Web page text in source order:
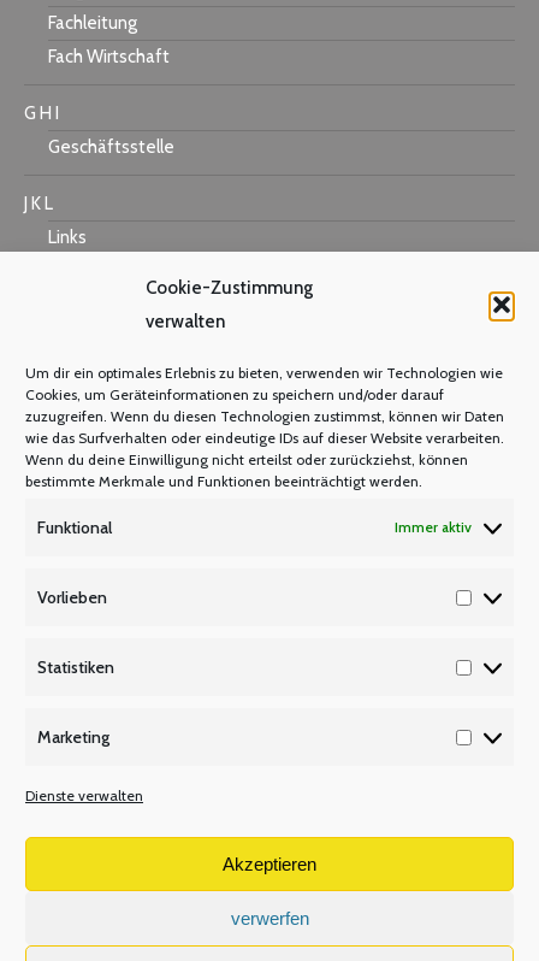
Cookie-Zustimmung
verwalten
Um dir ein optimales Erlebnis zu bieten, verwenden wir Technologien wie
Cookies, um Geräteinformationen zu speichern und/oder darauf
zuzugreifen. Wenn du diesen Technologien zustimmst, können wir Daten
wie das Surfverhalten oder eindeutige IDs auf dieser Website verarbeiten.
Wenn du deine Einwilligung nicht erteilst oder zurückziehst, können
bestimmte Merkmale und Funktionen beeinträchtigt werden.
Funktional Immer aktiv
Vorlieben
Statistiken
Marketing
Dienste verwalten
Akzeptieren
verwerfen
Fachleitung
Fach Wirtschaft
G H I
Geschäftsstelle
J K L
Links
Mastercard
Warum Mitglied werden?
Mitgliedsbeitrag
Mitglied werden
Tarifbeschäftigte
V W X